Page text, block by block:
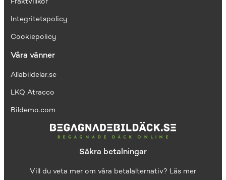
Integritetspolicy
Cookiepolicy
Våra vänner
Allabildelar.se
LKQ Atracco
Bildemo.com
Säkra betalningar
Vill du veta mer om våra betalalternativ? Läs mer